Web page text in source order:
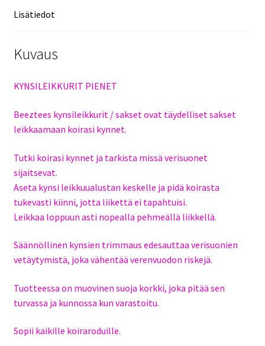
Lisätiedot
Kuvaus
KYNSILEIKKURIT PIENET
Beeztees kynsileikkurit / sakset ovat täydelliset sakset
leikkaamaan koirasi kynnet.
Tutki koirasi kynnet ja tarkista missä verisuonet
sijaitsevat.
Aseta kynsi leikkuualustan keskelle ja pidä koirasta
tukevasti kiinni, jotta liikettä ei tapahtuisi.
Leikkaa loppuun asti nopealla pehmeällä liikkellä.
Säännöllinen kynsien trimmaus edesauttaa verisuonien
vetäytymistä, joka vähentää verenvuodon riskejä.
Tuotteessa on muovinen suoja korkki, joka pitää sen
turvassa ja kunnossa kun varastoitu.
Sopii kaikille koiraroduille.